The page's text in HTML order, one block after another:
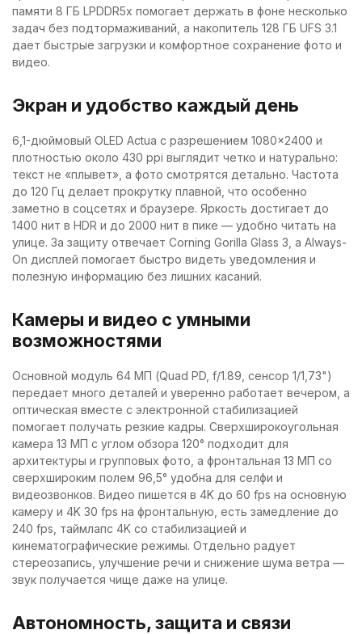
памяти 8 ГБ LPDDR5x помогает держать в фоне несколько
задач без подтормаживаний, а накопитель 128 ГБ UFS 3.1
дает быстрые загрузки и комфортное сохранение фото и
видео.
Экран и удобство каждый день
6,1-дюймовый OLED Actua с разрешением 1080×2400 и
плотностью около 430 ppi выглядит четко и натурально:
текст не «плывет», а фото смотрятся детально. Частота
до 120 Гц делает прокрутку плавной, что особенно
заметно в соцсетях и браузере. Яркость достигает до
1400 нит в HDR и до 2000 нит в пике — удобно читать на
улице. За защиту отвечает Corning Gorilla Glass 3, а Always-
On дисплей помогает быстро видеть уведомления и
полезную информацию без лишних касаний.
Камеры и видео с умными
возможностями
Основной модуль 64 МП (Quad PD, f/1.89, сенсор 1/1,73")
передает много деталей и уверенно работает вечером, а
оптическая вместе с электронной стабилизацией
помогает получать резкие кадры. Сверхширокоугольная
камера 13 МП с углом обзора 120° подходит для
архитектуры и групповых фото, а фронтальная 13 МП со
сверхшироким полем 96,5° удобна для селфи и
видеозвонков. Видео пишется в 4K до 60 fps на основную
камеру и 4K 30 fps на фронтальную, есть замедление до
240 fps, таймлапс 4K со стабилизацией и
кинематографические режимы. Отдельно радует
стереозапись, улучшение речи и снижение шума ветра —
звук получается чище даже на улице.
Автономность, защита и связи